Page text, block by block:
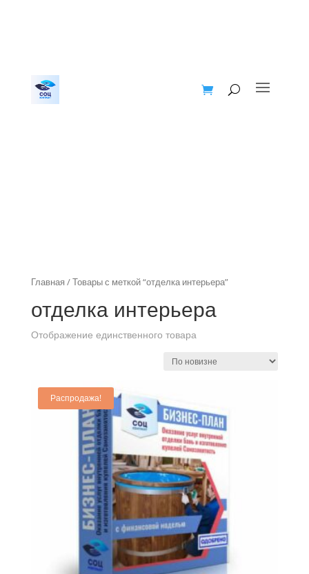
Главная / Товары с меткой “отделка интерьера”
отделка интерьера
Отображение единственного товара
Распродажа!